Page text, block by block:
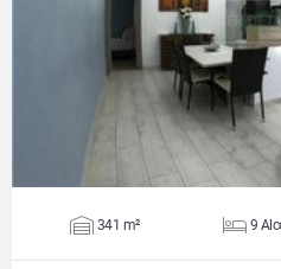
VER
341 m² 9